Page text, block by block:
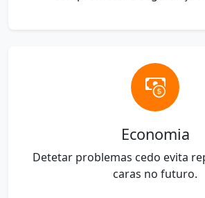
Economia
Detetar problemas cedo evita
caras no futuro.